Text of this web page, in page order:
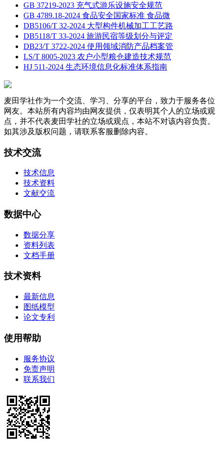
GB 37219-2023 充气式游乐设施安全规范
GB 4789.18-2024 食品安全国家标准 食品微
DB5106/T 32-2024 大型构件机械加工工艺路
DB5118/T 33-2024 旅游民宿等级划分与评定
DB23/T 3722-2024 使用领域消防产品档案管
LS/T 8005-2023 农户小型粮仓建造技术规范
HJ 511-2024 生态环境信息化标准体系指南
麦田学社作为一个交流、学习、分享的平台，致力于服务各位
网友。本站所有内容均由网友提供，仅表明其个人的立场或观
点，并不代表麦田学社的立场或观点，本站不对该内容负责。
如其涉及版权问题，请联系客服删除内容。
技术交流
技术信息
技术资料
文献交流
数据中心
数据分享
资料列表
文档手册
技术资料
最新信息
图纸模型
论文专利
使用帮助
服务协议
免责声明
联系我们